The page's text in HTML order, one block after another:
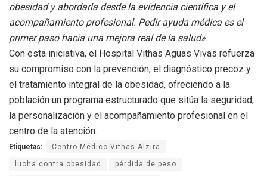
obesidad y abordarla desde la evidencia científica y el
acompañamiento profesional. Pedir ayuda médica es el
primer paso hacia una mejora real de la salud».
Con esta iniciativa, el Hospital Vithas Aguas Vivas refuerza
su compromiso con la prevención, el diagnóstico precoz y
el tratamiento integral de la obesidad, ofreciendo a la
población un programa estructurado que sitúa la seguridad,
la personalización y el acompañamiento profesional en el
centro de la atención.
Etiquetas: Centro Médico Vithas Alzira
lucha contra obesidad pérdida de peso